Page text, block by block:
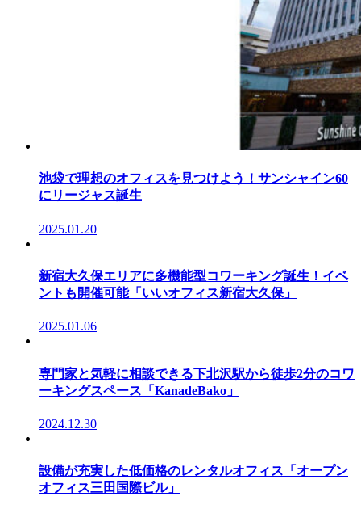
池袋で理想のオフィスを見つけよう！サンシャイン60
にリージャス誕生
2025.01.20
新宿大久保エリアに多機能型コワーキング誕生！イベ
ントも開催可能「いいオフィス新宿大久保」
2025.01.06
専門家と気軽に相談できる下北沢駅から徒歩2分のコワ
ーキングスペース「KanadeBako」
2024.12.30
設備が充実した低価格のレンタルオフィス「オープン
オフィス三田国際ビル」